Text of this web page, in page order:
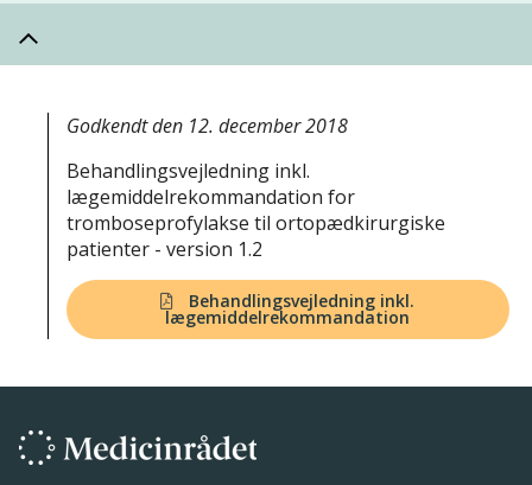
Godkendt den 12. december 2018
Behandlingsvejledning inkl.
lægemiddelrekommandation for
tromboseprofylakse til ortopædkirurgiske
patienter - version 1.2
Behandlingsvejledning inkl.
lægemiddelrekommandation